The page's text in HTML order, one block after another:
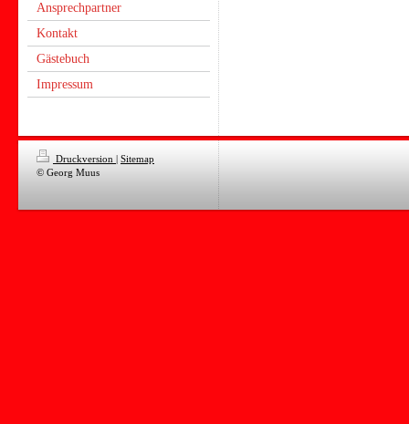
Ansprechpartner
Kontakt
Gästebuch
Impressum
Druckversion | Sitemap
© Georg Muus